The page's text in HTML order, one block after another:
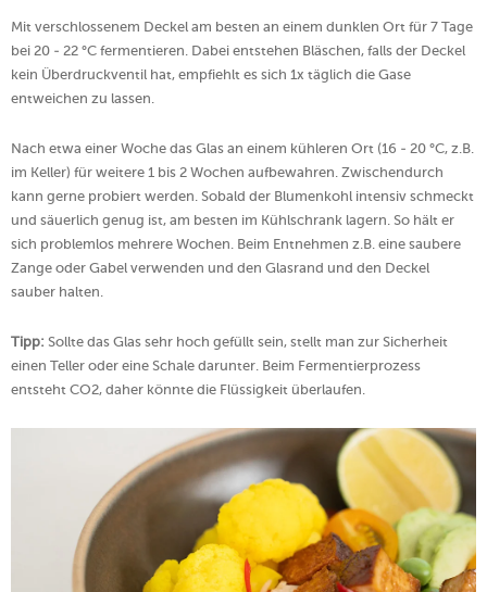
Mit verschlossenem Deckel am besten an einem dunklen Ort für 7 Tage
bei 20 - 22 °C fermentieren. Dabei entstehen Bläschen, falls der Deckel
kein Überdruckventil hat, empfiehlt es sich 1x täglich die Gase
entweichen zu lassen.
Nach etwa einer Woche das Glas an einem kühleren Ort (16 - 20 °C, z.B.
im Keller) für weitere 1 bis 2 Wochen aufbewahren. Zwischendurch
kann gerne probiert werden. Sobald der Blumenkohl intensiv schmeckt
und säuerlich genug ist, am besten im Kühlschrank lagern. So hält er
sich problemlos mehrere Wochen. Beim Entnehmen z.B. eine saubere
Zange oder Gabel verwenden und den Glasrand und den Deckel
sauber halten.
Tipp: Sollte das Glas sehr hoch gefüllt sein, stellt man zur Sicherheit
einen Teller oder eine Schale darunter. Beim Fermentierprozess
entsteht CO2, daher könnte die Flüssigkeit überlaufen.